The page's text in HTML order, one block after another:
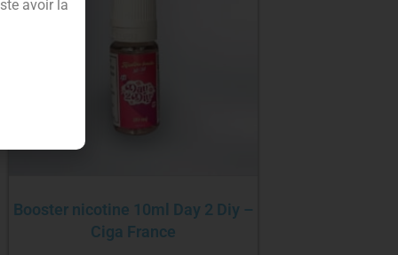
Booster nicotine 10ml Day 2 Diy –
Ciga France
avoir la